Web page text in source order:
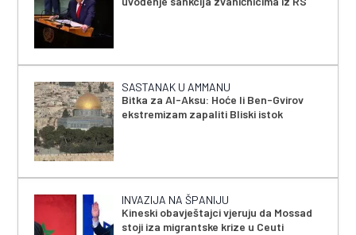
SASTANAK U AMMANU
Bitka za Al-Aksu: Hoće li Ben-Gvirov
ekstremizam zapaliti Bliski istok
INVAZIJA NA ŠPANIJU
Kineski obavještajci vjeruju da Mossad
stoji iza migrantske krize u Ceuti